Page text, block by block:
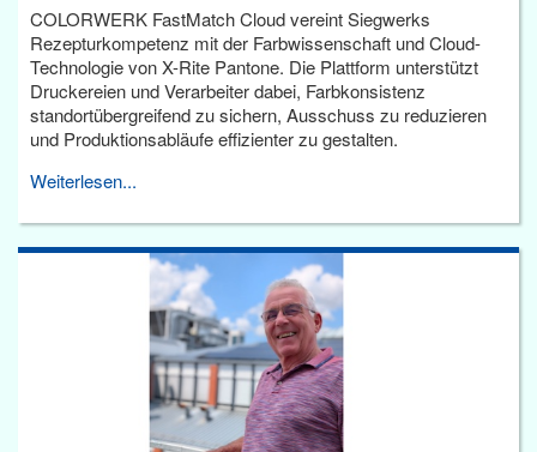
COLORWERK FastMatch Cloud vereint Siegwerks
Rezepturkompetenz mit der Farbwissenschaft und Cloud-
Technologie von X-Rite Pantone. Die Plattform unterstützt
Druckereien und Verarbeiter dabei, Farbkonsistenz
standortübergreifend zu sichern, Ausschuss zu reduzieren
und Produktionsabläufe effizienter zu gestalten.
Weiterlesen...